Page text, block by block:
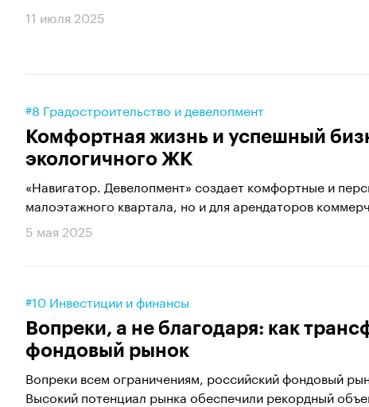
11 июля 2025
#8 Градостроительство и девелопмент
Комфортная жизнь и успешный
экологичного ЖК
«Навигатор. Девелопмент» создает комфортные и
малоэтажного квартала, но и для арендаторов
5 мая 2025
#10 Инвестиции и финансы
Вопреки, а не благодаря: как
фондовый рынок
Вопреки всем ограничениям, российский фондовый
Высокий потенциал рынка обеспечили рекордный